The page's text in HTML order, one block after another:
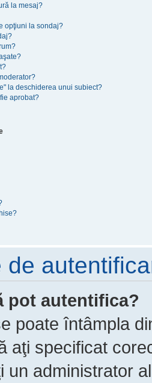
la mesaj?
opţiuni la sondaj?
la deschiderea unui subiect?
aprobat?
de
pot autentifica?
poate întâmpla
aţi specificat
un administrator